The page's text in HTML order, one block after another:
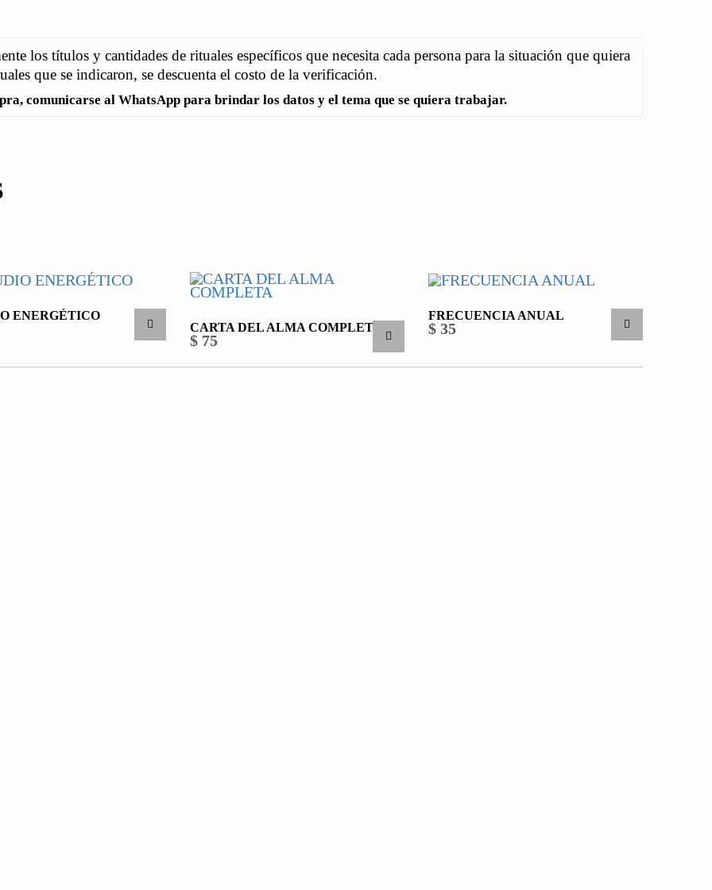
los títulos y cantidades de rituales específicos que necesita cada persona para la situación que quiera
que se indicaron, se descuenta el costo de la verificación.
comunicarse al WhatsApp para brindar los datos y el tema que se quiera trabajar.
ENERGÉTICO
CARTA DEL ALMA COMPLETA
$ 75
FRECUENCIA ANUAL
$ 35